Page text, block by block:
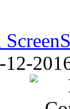
12-